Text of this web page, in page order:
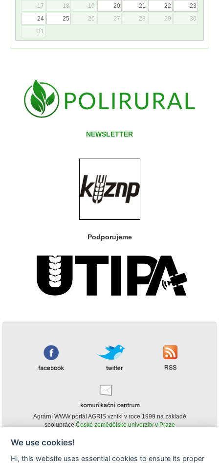
17
18 19 20 21 22
23
24
25 26 27 28 29
30
31
NEWSLETTER
Podporujeme
Agrární WWW portál AGRIS vznikl v roce 1999 na základě
spolupráce České zemědělské univerzity v Praze
obsahu agrárního WWW portálu AGRIS je možné
We use cookies!
Hi, this website uses essential cookies to ensure its proper